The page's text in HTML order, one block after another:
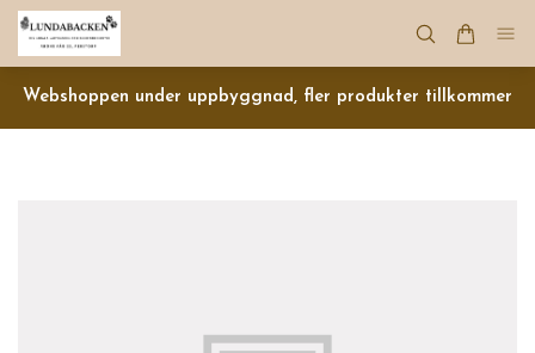
Webshoppen under uppbyggnad, fler produkter tillkommer